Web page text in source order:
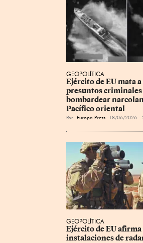
GEOPOLÍTICA
Ejército de EU mata
presuntos criminales
bombardear
Pacífico oriental
Por Europa Press 18/06/2026 -
GEOPOLÍTICA
Ejército de EU afirma
instalaciones de